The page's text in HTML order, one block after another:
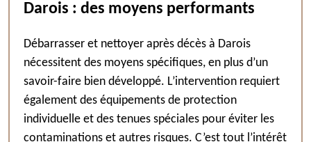
Darois : des moyens performants
Débarrasser et nettoyer après décès à Darois
nécessitent des moyens spécifiques, en plus d’un
savoir-faire bien développé. L’intervention requiert
également des équipements de protection
individuelle et des tenues spéciales pour éviter les
contaminations et autres risques. C’est tout l’intérêt